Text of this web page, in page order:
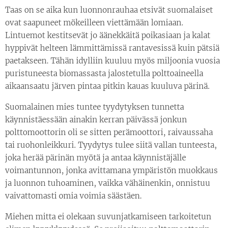
Taas on se aika kun luonnonrauhaa etsivät suomalaiset
ovat saapuneet mökeilleen viettämään lomiaan.
Lintuemot kestitsevät jo äänekkäitä poikasiaan ja kalat
hyppivät helteen lämmittämissä rantavesissä kuin pätsiä
paetakseen. Tähän idylliin kuuluu myös miljoonia vuosia
puristuneesta biomassasta jalostetulla polttoaineella
aikaansaatu järven pintaa pitkin kauas kuuluva pärinä.
Suomalainen mies tuntee tyydytyksen tunnetta
käynnistäessään ainakin kerran päivässä jonkun
polttomoottorin oli se sitten perämoottori, raivaussaha
tai ruohonleikkuri. Tyydytys tulee siitä vallan tunteesta,
joka herää pärinän myötä ja antaa käynnistäjälle
voimantunnon, jonka avittamana ympäristön muokkaus
ja luonnon tuhoaminen, vaikka vähäinenkin, onnistuu
vaivattomasti omia voimia säästäen.
Miehen mitta ei olekaan suvunjatkamiseen tarkoitetun